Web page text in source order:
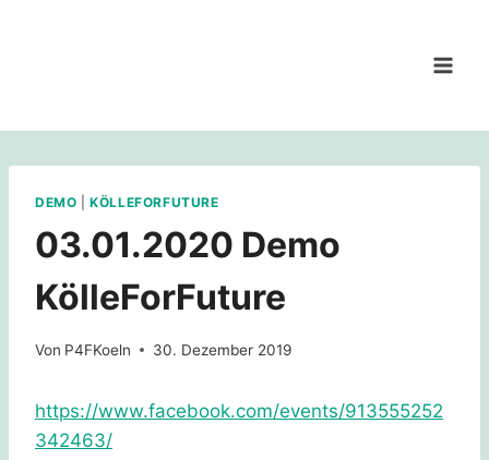
DEMO |KÖLLEFORFUTURE
03.01.2020 Demo
KölleForFuture
Von P4FKoeln 30. Dezember 2019
https://www.facebook.com/events/913555252
342463/